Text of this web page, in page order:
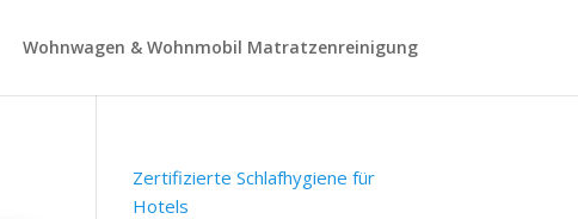
Wohnwagen & Wohnmobil Matratzenreinigung
Zertifizierte Schlafhygiene für
Hotels